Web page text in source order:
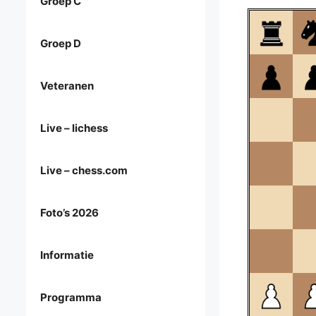
Groep D
Veteranen
Live – lichess
Live – chess.com
Foto’s 2026
Informatie
Programma